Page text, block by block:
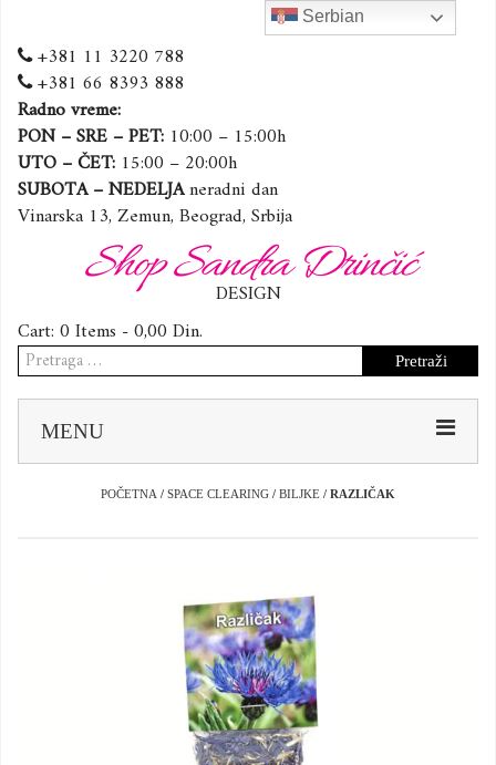
+381 11 3220 788
+381 66 8393 888
Radno vreme:
PON – SRE – PET: 10:00 – 15:00h
UTO – ČET: 15:00 – 20:00h
SUBOTA – NEDELJAneradni dan
Vinarska 13, Zemun, Beograd, Srbija
Shop Sandra Drinčić
DESIGN
Cart: 0 Items -0,00 Din.
Pretraga
za:
MENU
POČETNA / SPACE CLEARING / BILJKE / RAZLIČAK
Serbian